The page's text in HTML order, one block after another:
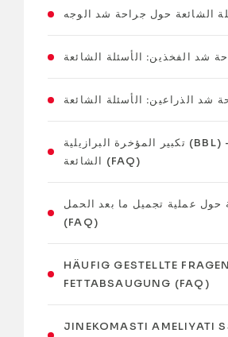
الشائعة حول جراحة شد الوجه
تكبير المؤخرة البرازيلية (BBL) – الأسئلة
الشائعة (FAQ)
حول عملية تجميل ما بعد الحمل
(FAQ)
HÄUFIG GESTELLTE
FETTABSAUGUNG (FAQ)
JINEKOMASTI AMELIYATI